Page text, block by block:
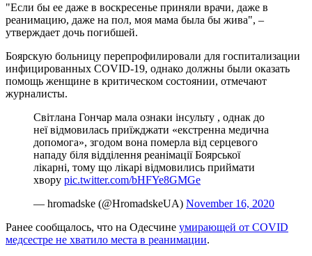
"Если бы ее даже в воскресенье приняли врачи, даже в
реанимацию, даже на пол, моя мама была бы жива", –
утверждает дочь погибшей.
Боярскую больницу перепрофилировали для госпитализации
инфицированных COVID-19, однако должны были оказать
помощь женщине в критическом состоянии, отмечают
журналисты.
Світлана Гончар мала ознаки інсульту , однак до
неї відмовилась приїжджати «екстренна медична
допомога», згодом вона померла від серцевого
нападу біля відділення реанімації Боярської
лікарні, тому що лікарі відмовились приймати
хвору pic.twitter.com/bHFYe8GMGe
— hromadske (@HromadskeUA) November 16, 2020
Ранее сообщалось, что на Одесчине умирающей от COVID
медсестре не хватило места в реанимации.